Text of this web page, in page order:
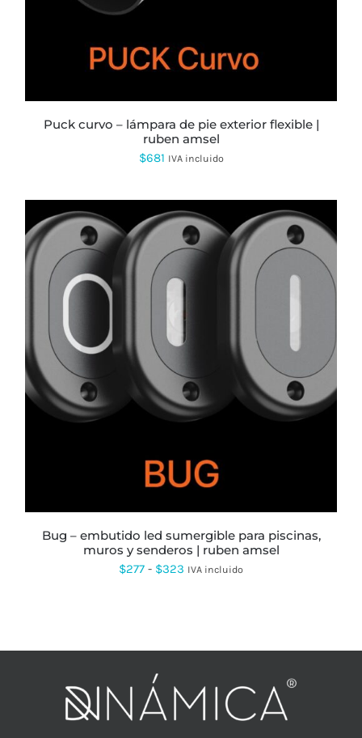
puck curvo – lámpara de pie exterior flexible |
ruben amsel
$681 IVA incluido
PRODUCTO
TIENE
MÚLTIPLES
VARIANTES.
SE
PUEDEN
ELEGIR
PÁGINA
DE
PRODUCTO
bug – embutido led sumergible para piscinas,
muros y senderos | ruben amsel
$277 - $323 Rango
$323
IVA incluido